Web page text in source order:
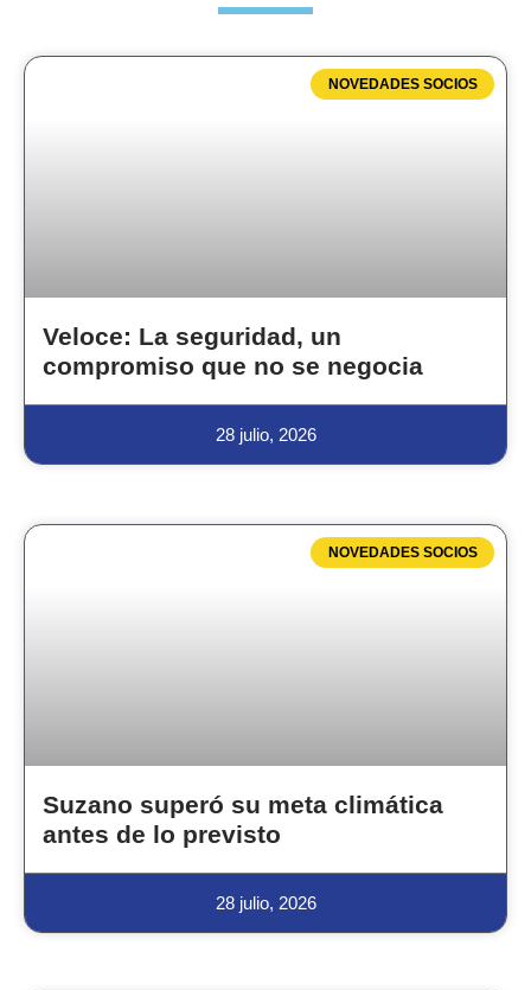
NOVEDADES SOCIOS
Veloce: La seguridad, un
compromiso que no se negocia
28 julio, 2026
NOVEDADES SOCIOS
Suzano superó su meta climática
antes de lo previsto
28 julio, 2026